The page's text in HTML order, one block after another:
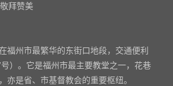
敬拜赞美
福州市最繁华的东街口地段，交通便利
）。它是福州市最主要教堂之一，花巷
亦是省、市基督教会的重要枢纽。